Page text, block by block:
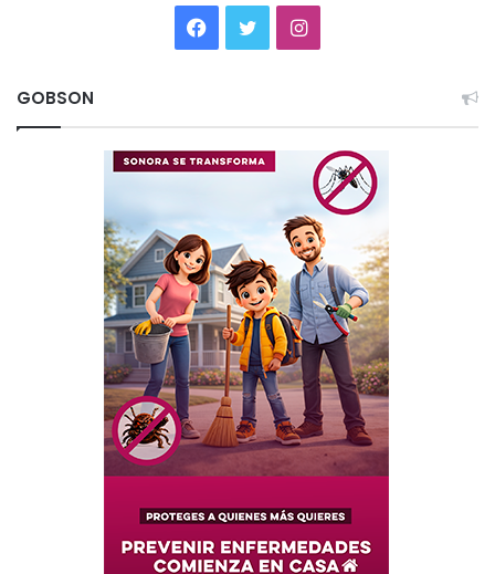
Facebook
TwitterInstagram
GOBSON